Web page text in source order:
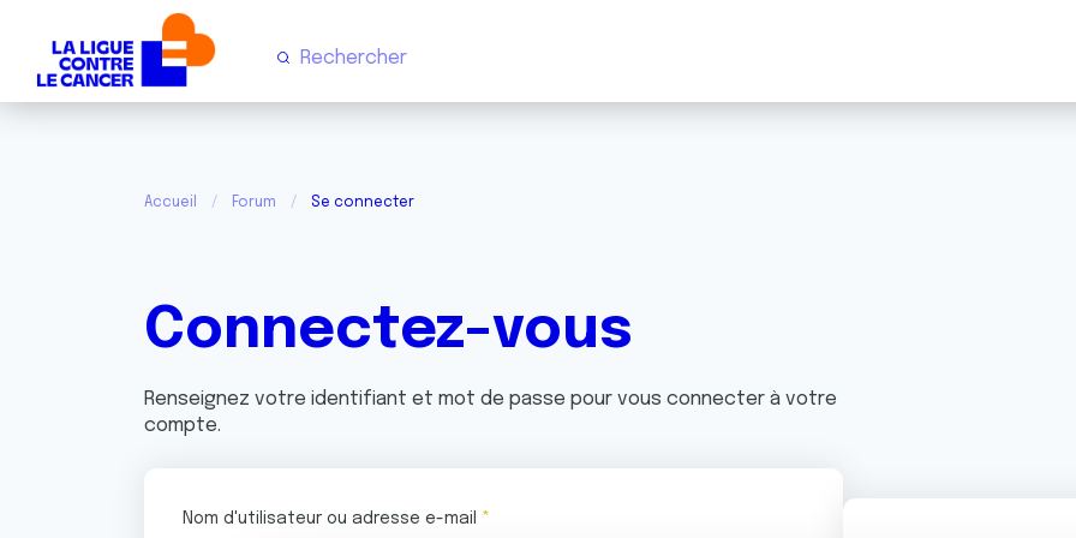
Accueil Forum Se connecter
Connectez-vous
Renseignez votre identifiant et mot de passe pour vous connecter à votre
compte.
Nom d'utilisateur ou adresse e-mail